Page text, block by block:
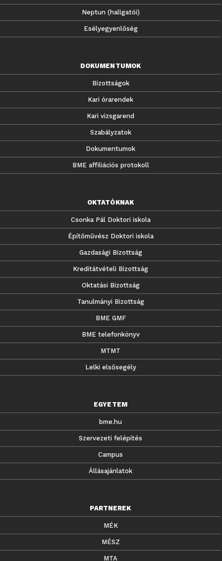
Neptun (hallgatói)
Esélyegyenlőség
DOKUMENTUMOK
Bizottságok
Kari órarendek
Kari vizsgarend
Szabályzatok
Dokumentumok
BME affiliációs protokoll
OKTATÓKNAK
Csonka Pál Doktori iskola
Építőművész Doktori iskola
Gazdasági Bizottság
Kreditátvételi Bizottság
Oktatási Bizottság
Tanulmányi Bizottság
BME GMF
BME telefonkönyv
MTMT
Lelki elsősegély
EGYETEM
bme.hu
Szervezeti felépítés
Campus
Állásajánlatok
PARTNEREK
MÉK
MÉSZ
MTA